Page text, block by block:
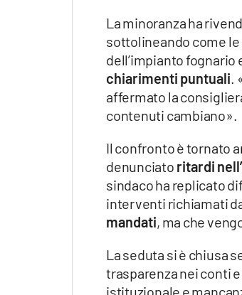
La minoranza ha
sottolineando come
dell’impianto
chiarimenti puntuali.
affermato la
contenuti cambiano».
Il confronto è tornato
denunciato ritardi
sindaco ha replicato
interventi richiamati
mandati, ma che
La seduta si è chiusa
trasparenza nei conti